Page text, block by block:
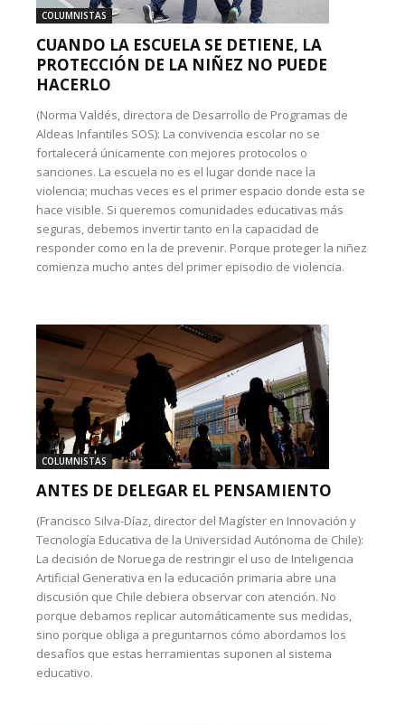
COLUMNISTAS
CUANDO LA ESCUELA SE DETIENE, LA
PROTECCIÓN DE LA NIÑEZ NO PUEDE
HACERLO
(Norma Valdés, directora de Desarrollo de Programas de
Aldeas Infantiles SOS): La convivencia escolar no se
fortalecerá únicamente con mejores protocolos o
sanciones. La escuela no es el lugar donde nace la
violencia; muchas veces es el primer espacio donde esta se
hace visible. Si queremos comunidades educativas más
seguras, debemos invertir tanto en la capacidad de
responder como en la de prevenir. Porque proteger la niñez
comienza mucho antes del primer episodio de violencia.
COLUMNISTAS
ANTES DE DELEGAR EL PENSAMIENTO
(Francisco Silva-Díaz, director del Magíster en Innovación y
Tecnología Educativa de la Universidad Autónoma de Chile):
La decisión de Noruega de restringir el uso de Inteligencia
Artificial Generativa en la educación primaria abre una
discusión que Chile debiera observar con atención. No
porque debamos replicar automáticamente sus medidas,
sino porque obliga a preguntarnos cómo abordamos los
desafíos que estas herramientas suponen al sistema
educativo.